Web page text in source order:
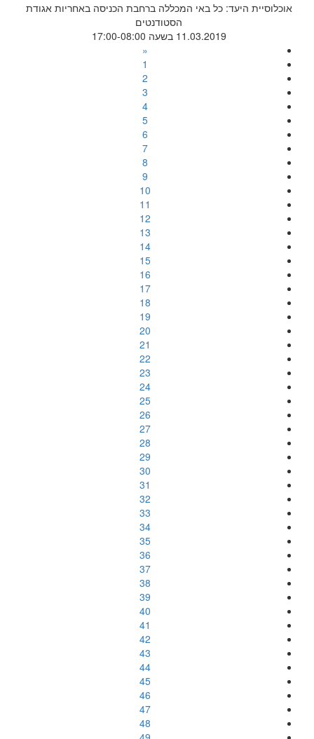
אוכלוסיית היעד: כל באי המכללה ברחבת הכניסה באחריות אגודת
הסטודנטים
11.03.2019 בשעה 17:00-08:00
«
1
2
3
4
5
6
7
8
9
10
11
12
13
14
15
16
17
18
19
20
21
22
23
24
25
26
27
28
29
30
31
32
33
34
35
36
37
38
39
40
41
42
43
44
45
46
47
48